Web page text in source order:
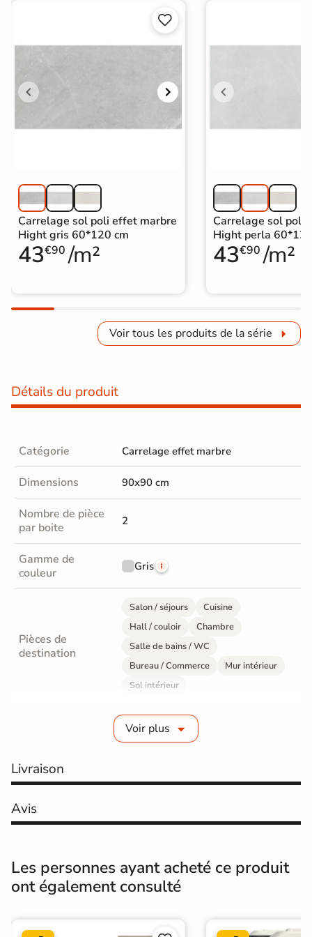


Carrelage sol poli effet marbre
Hight gris 60*120 cm
43€90 /m²
Carrelage sol poli
Hight perla
43€90 /m²
Voir tous les produits de la série
Détails du produit
Catégorie Carrelage effet marbre
Dimensions 90x90 cm
Nombre de pièce
par boite
2
Gamme de
couleur
Gris
Pièces de
destination
Salon / séjours
Cuisine
Hall / couloir
Chambre
Salle de bains / WC
Bureau / Commerce
Mur intérieur
Sol intérieur
Grès cérame émaillé
Résistance à
GR5 - Ultra-résistant
Masse colorée Non
rectifié
Finition Poli Effet miroir
Surface Lisse
Voir plus
Livraison
Avis
Les personnes ayant acheté ce produit
ont également consulté